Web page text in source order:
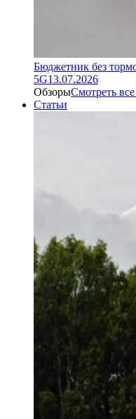
Бюджетник без
5G13.07.2026
ОбзорыСмотреть
Статьи